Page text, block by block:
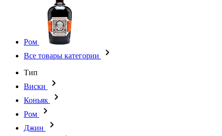
Ром
Все товары категории
Тип
Виски
Коньяк
Ром
Джин